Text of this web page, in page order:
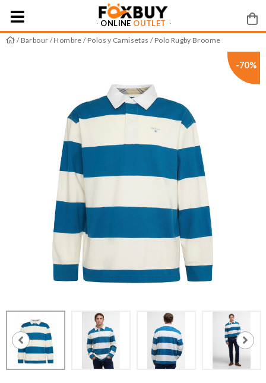
ONLINE OUTLET
/ Barbour /Hombre / Polos y Camisetas / Polo Rugby Broome
-70%